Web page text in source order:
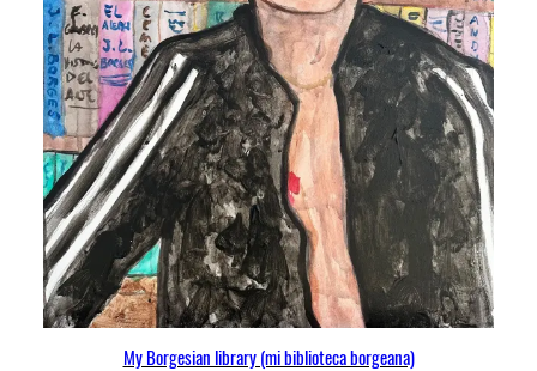
My Borgesian library (mi biblioteca borgeana)